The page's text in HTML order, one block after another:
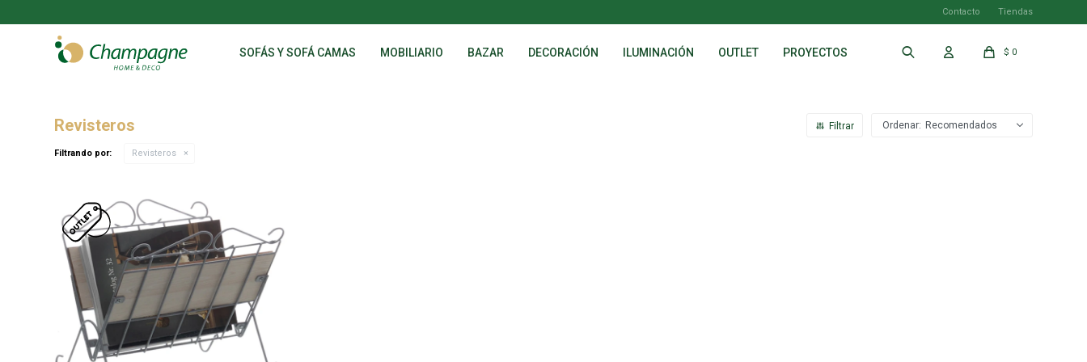
SOFÁS Y SOFÁ CAMAS MOBILIARIO BAZAR DECORACIÓN ILUMINACIÓN OUTLET PROYECTOS $ 0
Contacto Tiendas
Revisteros Recomendados
Filtrando por: Revisteros